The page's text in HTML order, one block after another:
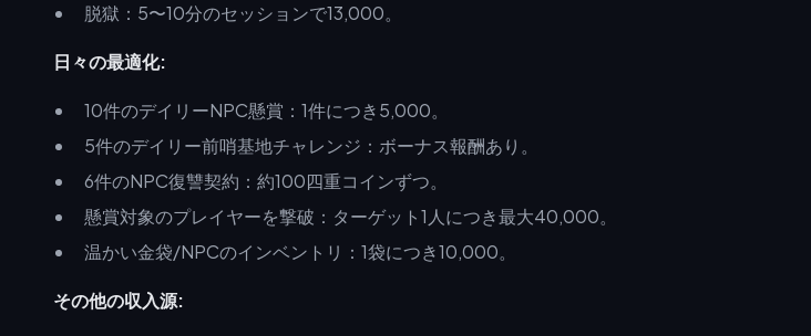
脱獄：5〜10分のセッションで13,000。
日々の最適化:
10件のデイリーNPC懸賞：1件につき5,000。
5件のデイリー前哨基地チャレンジ：ボーナス報酬あり。
6件のNPC復讐契約：約100四重コインずつ。
懸賞対象のプレイヤーを撃破：ターゲット1人につき最大40,000。
温かい金袋/NPCのインベントリ：1袋につき10,000。
その他の収入源: